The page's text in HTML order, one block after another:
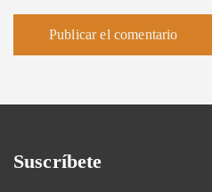
Suscríbete